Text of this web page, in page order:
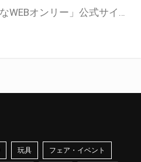
「とらのあなWEBオンリー」公式サイトでとらのあな通販の「割引クーポン」を配布中！ イベントごとに開催当日限定で使える割引クーポンのシリアルコードを発行します。 とらのあなWEBオンリーのページをチェックして、イベント当日にお得にお買い物を楽しみましょう♪ ※本キャンペーンは予告なく終了する場合がございます。 とらのあなWEBオンリーサイトはこちら
玩具 フェア・イベント